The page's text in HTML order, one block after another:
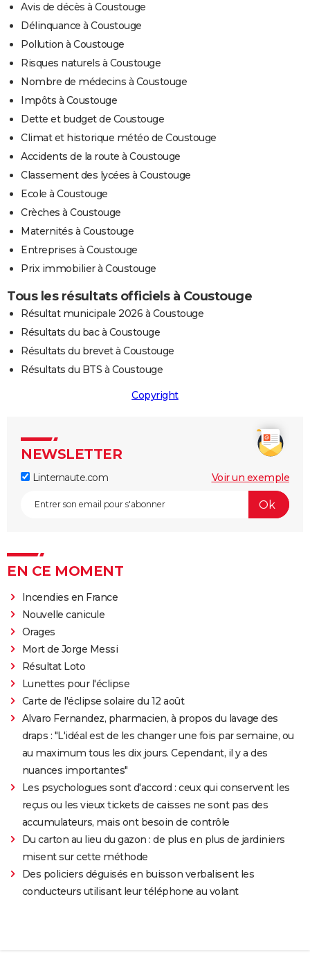
Avis de décès à Coustouge
Délinquance à Coustouge
Pollution à Coustouge
Risques naturels à Coustouge
Nombre de médecins à Coustouge
Impôts à Coustouge
Dette et budget de Coustouge
Climat et historique météo de Coustouge
Accidents de la route à Coustouge
Classement des lycées à Coustouge
Ecole à Coustouge
Crèches à Coustouge
Maternités à Coustouge
Entreprises à Coustouge
Prix immobilier à Coustouge
Tous les résultats officiels à Coustouge
Résultat municipale 2026 à Coustouge
Résultats du bac à Coustouge
Résultats du brevet à Coustouge
Résultats du BTS à Coustouge
Copyright
NEWSLETTER
Linternaute.com Voir un exemple
EN CE MOMENT
Incendies en France
Nouvelle canicule
Orages
Mort de Jorge Messi
Résultat Loto
Lunettes pour l'éclipse
Carte de l'éclipse solaire du 12 août
Alvaro Fernandez, pharmacien, à propos du lavage des
draps : "L'idéal est de les changer une fois par semaine, ou
au maximum tous les dix jours. Cependant, il y a des
nuances importantes"
Les psychologues sont d'accord : ceux qui conservent les
reçus ou les vieux tickets de caisses ne sont pas des
accumulateurs, mais ont besoin de contrôle
Du carton au lieu du gazon : de plus en plus de jardiniers
misent sur cette méthode
Des policiers déguisés en buisson verbalisent les
conducteurs utilisant leur téléphone au volant